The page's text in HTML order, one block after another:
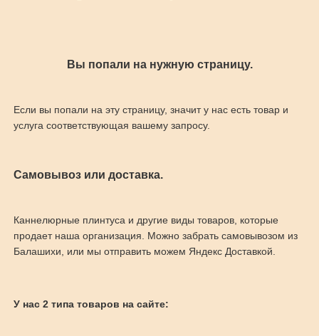
Вы попали на нужную страницу.
Если вы попали на эту страницу, значит у нас есть товар и
услуга соответствующая вашему запросу.
Самовывоз или доставка.
Каннелюрные плинтуса и другие виды товаров, которые
продает наша организация. Можно забрать самовывозом из
Балашихи, или мы отправить можем Яндекс Доставкой.
У нас 2 типа товаров на сайте: